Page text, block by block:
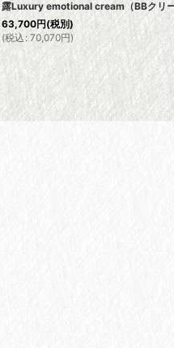
露Luxury emotional cream（BBクリ
63,700円(税別)
(税込 : 70,070円)